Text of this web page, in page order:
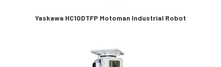
Yaskawa HC10DTFP Motoman Industrial Robot